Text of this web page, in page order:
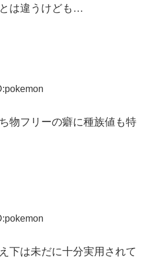
は違うけども…
物フリーの癖に種族値も特
下は未だに十分実用されて